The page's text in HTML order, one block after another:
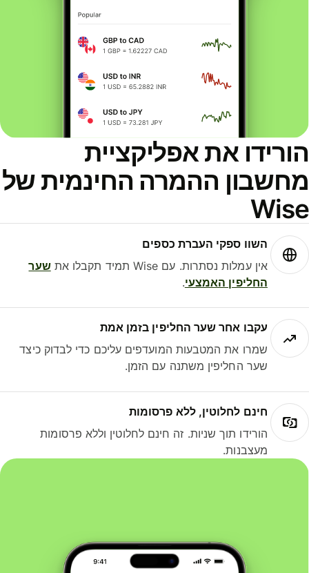
את אפליקציית
ההמרה החינמית של
השוו ספקי העברת כספים
אין עמלות נסתרות. עם Wise תמיד תקבלו את
שער
החליפין האמצעי.
עקבו אחר שער החליפין בזמן אמת
שמרו את המטבעות המועדפים עליכם כדי לבדוק כיצד
שער החליפין משתנה עם הזמן.
חינם לחלוטין, ללא פרסומות
הורידו תוך שניות. זה חינם לחלוטין וללא פרסומות
מעצבנות.